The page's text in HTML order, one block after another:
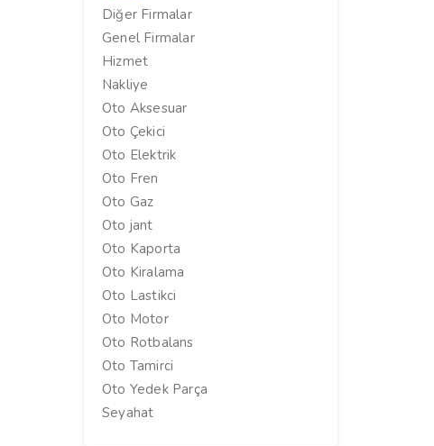
Diğer Firmalar
Genel Firmalar
Hizmet
Nakliye
Oto Aksesuar
Oto Çekici
Oto Elektrik
Oto Fren
Oto Gaz
Oto jant
Oto Kaporta
Oto Kiralama
Oto Lastikci
Oto Motor
Oto Rotbalans
Oto Tamirci
Oto Yedek Parça
Seyahat